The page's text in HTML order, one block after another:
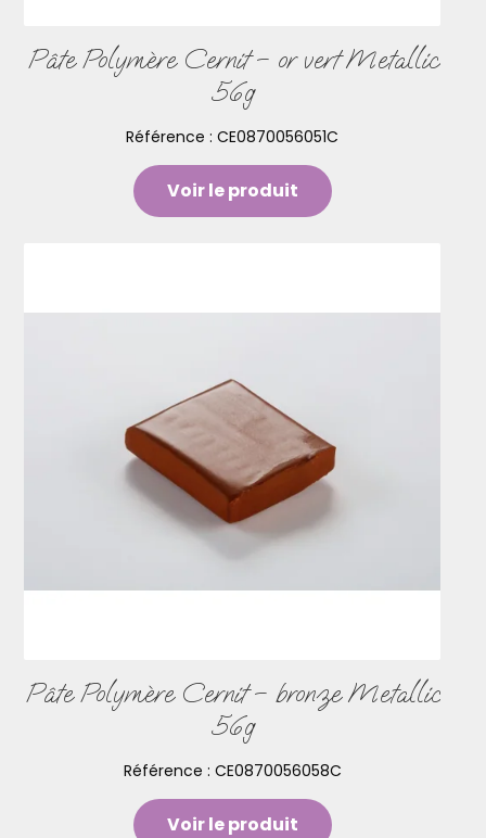
Pâte Polymère Cernit – or vert Metallic
56g
Référence : CE0870056051C
Voir le produit
Pâte Polymère Cernit – bronze Metallic
56g
Référence : CE0870056058C
Voir le produit